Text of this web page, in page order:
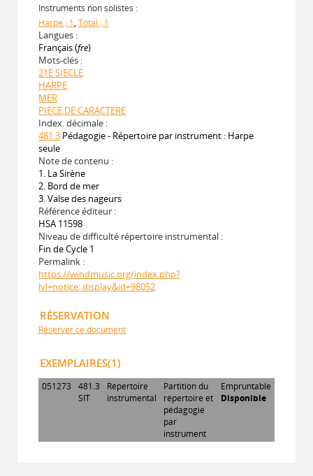
Instruments non solistes :
Harpe ; 1, Total ; 1
Langues :
Français (fre)
Mots-clés :
21E SIECLE
HARPE
MER
PIECE DE CARACTERE
Index. décimale :
481.3 Pédagogie - Répertoire par instrument : Harpe
seule
Note de contenu :
1. La Sirène
2. Bord de mer
3. Valse des nageurs
Référence éditeur :
HSA 11598
Niveau de difficulté répertoire instrumental :
Fin de Cycle 1
Permalink :
https://windmusic.org/index.php?
lvl=notice_display&id=98052
RÉSERVATION
Réserver ce document
EXEMPLAIRES(1)
051273
481.3
SIT
Répertoire
instrumental
Partition du
répertoire et
pédagogie
par
instrument
Empruntable
Disponible